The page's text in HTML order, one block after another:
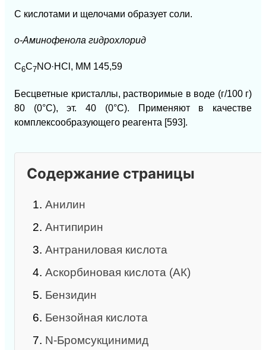
С кислотами и щелочами образует соли.
о-Аминофенола гидрохлорид
C6C7NО·HCl, ММ 145,59
Бесцветные кристаллы, растворимые в воде (г/100 г)
80 (0°С), эт. 40 (0°С). Применяют в качестве
комплексообразующего реагента [593].
Содержание страницы
1. Анилин
2. Антипирин
3. Антраниловая кислота
4. Аскорбиновая кислота (АК)
5. Бензидин
6. Бензойная кислота
7. N-Бромсукцинимид